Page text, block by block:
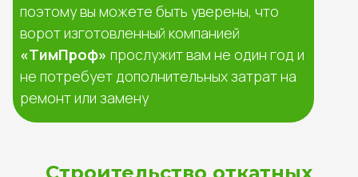
поэтому вы можете быть уверены, что
ворот изготовленный компанией
«ТимПроф» прослужит вам не один год и
не потребует дополнительных затрат на
ремонт или замену